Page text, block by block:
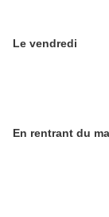
Le vendredi
En rentrant du